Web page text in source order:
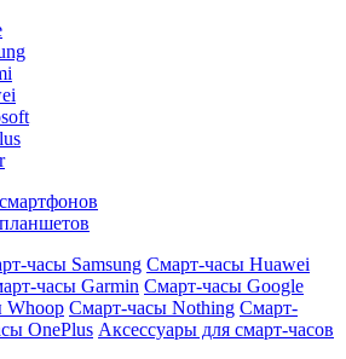
часы Samsung Смарт-часы Huawei
часы Garmin Смарт-часы Google
Whoop Смарт-часы Nothing Смарт-
OnePlus Аксессуары для смарт-часов